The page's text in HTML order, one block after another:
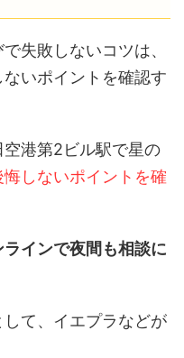
失敗しないコツは、
いポイントを確認す
港第2ビル駅で星の
しないポイントを確
ラインで夜間も相談に
て、イエプラなどが